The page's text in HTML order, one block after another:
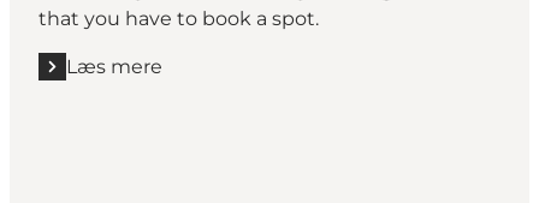
that you have to book a spot.
Læs mere
Læs mere "Mad & Kaffe Running Club"